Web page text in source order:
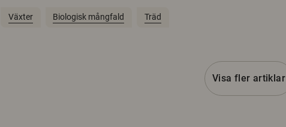
Växter Biologisk mångfald Träd
Visa fler artiklar